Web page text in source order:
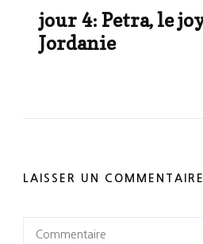
jour 4: Petra, le
Jordanie
LAISSER UN COMMENTAIRE